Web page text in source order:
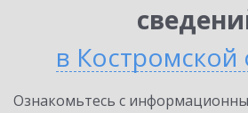
в Костромской
Ознакомьтесь с